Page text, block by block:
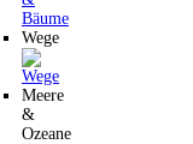
Wege
Meere
&
Ozeane